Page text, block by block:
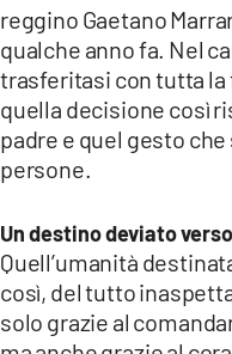
reggino Gaetano
qualche anno fa. Nel
trasferitasi con tutta
quella decisione così
padre e quel gesto
persone.
Un destino deviato
Quell’umanità
così, del tutto
solo grazie al